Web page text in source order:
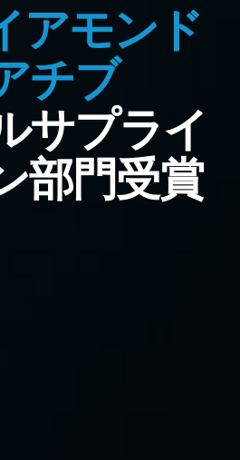
アモンド
チブ
サプライ
部門受賞